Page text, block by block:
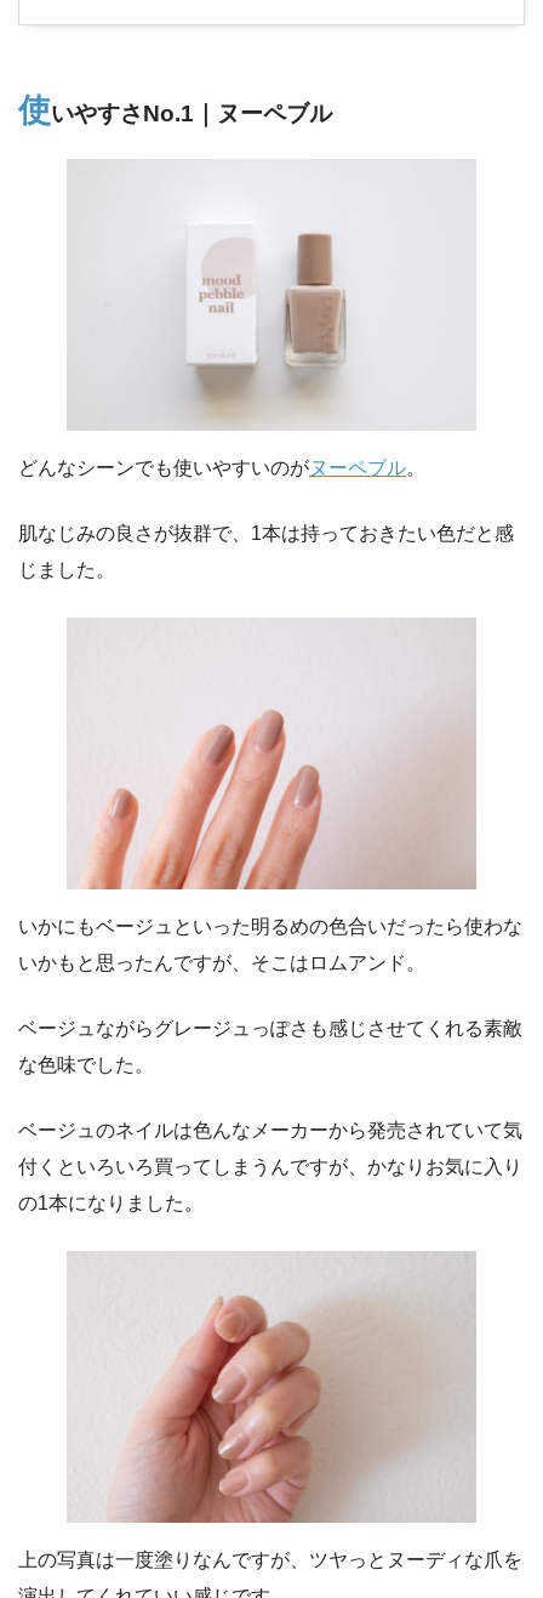
使いやすさNo.1｜ヌーペブル
どんなシーンでも使いやすいのがヌーペブル。
肌なじみの良さが抜群で、1本は持っておきたい色だと感
じました。
いかにもベージュといった明るめの色合いだったら使わな
いかもと思ったんですが、そこはロムアンド。
ベージュながらグレージュっぽさも感じさせてくれる素敵
な色味でした。
ベージュのネイルは色んなメーカーから発売されていて気
付くといろいろ買ってしまうんですが、かなりお気に入り
の1本になりました。
上の写真は一度塗りなんですが、ツヤっとヌーディな爪を